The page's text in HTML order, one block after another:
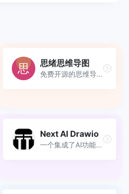
思绪思维导图
免费开源的思维导图工具，支...
Next AI Drawio
一个集成了AI功能的Next，js...